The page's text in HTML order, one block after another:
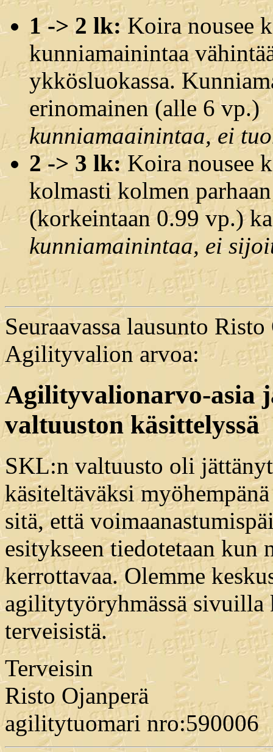
1 -> 2 lk:Koira nousee
kunniamainintaa
ykkösluokassa.
erinomainen (alle 6
kunniamaainintaa, ei
2 -> 3 lk:Koira nousee
kolmasti kolmen
(korkeintaan 0.99 vp.)
kunniamainintaa, ei
Seuraavassa lausunto
Agilityvalion arvoa:
Agilityvalionarvo-asia
valtuuston käsittelyssä
SKL:n valtuusto oli
käsiteltäväksi
sitä, että
esitykseen tiedotetaan kun
kerrottavaa. Olemme
agilitytyöryhmässä sivuilla
terveisistä.
Terveisin
Risto Ojanperä
agilitytuomari nro:590006